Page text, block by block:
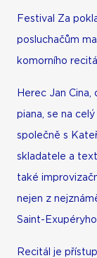
Festival Za
posluchačům
komorního
Herec Jan
piana, se na
společně s
skladatele a
také
nejen z
Saint-
Recitál je